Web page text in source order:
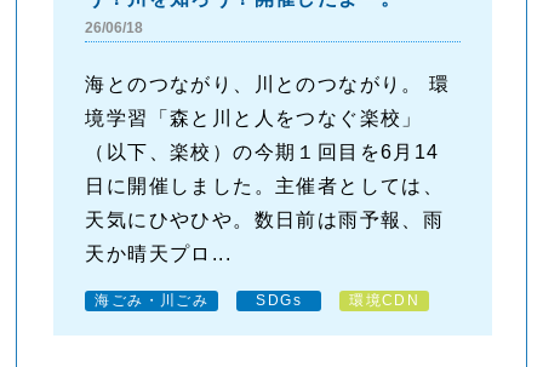
26/06/18
海とのつながり、川とのつながり。 環
境学習「森と川と人をつなぐ楽校」
（以下、楽校）の今期１回目を6月14
日に開催しました。主催者としては、
天気にひやひや。数日前は雨予報、雨
天か晴天プロ...
海ごみ・川ごみ SDGs 環境CDN